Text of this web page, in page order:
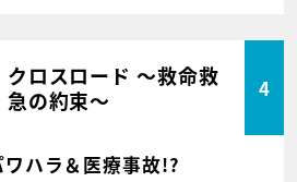
クロスロード ～救命救
急の約束～
4
ハラ＆医療事故!?